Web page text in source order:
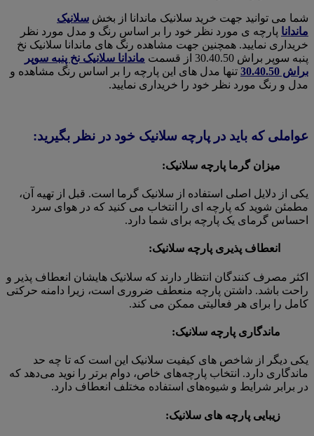
شما می توانید جهت خرید سلانیک ماندانا از بخش سلانیک
ماندانا پارچه ی مورد نظر خود را بر اساس رنگ و مدل مورد نظر
خریداری نمایید. همچنین جهت مشاهده رنگ های ماندانا سلانیک نخ
پنبه سوپر براش 30.40.50 از قسمت
ماندانا سلانیک نخ پنبه سوپر
براش 30.40.50
تنها مدل های این پارچه را بر اساس رنگ مشاهده و
مدل و رنگ مورد نظر خود را خریداری نمایید.
عواملی که باید در پارچه سلانیک خود در نظر بگیرید:
میزان گرما پارچه سلانیک:
یکی از دلایل اصلی استفاده از سلانیک گرما است. قبل از تهیه آن،
مطمئن شوید که پارچه ای را انتخاب می کنید که در هوای سرد
احساس گرمای یک پارچه برای شما دارد.
انعطاف پذیری پارچه سلانیک:
اکثر مصرف کنندگان انتظار دارند که سلانیک هایشان انعطاف پذیر و
راحت باشد. داشتن پارچه منعطف ضروری است، زیرا دامنه حرکتی
کامل را برای هر فعالیتی ممکن می کند.
ماندگاری پارچه سلانیک:
یکی دیگر از شاخص های کیفیت سلانیک این است که تا چه حد
ماندگاری دارد. انتخاب پارچه‌های خاص، دوام برتر را نوید می‌دهد که
در برابر شرایط و شیوه‌های استفاده مختلف انعطاف دارد.
زیبایی پارچه های سلانیک: